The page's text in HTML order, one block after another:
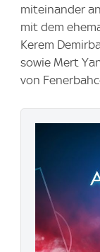
miteinander
mit dem
Kerem
sowie Mert
von